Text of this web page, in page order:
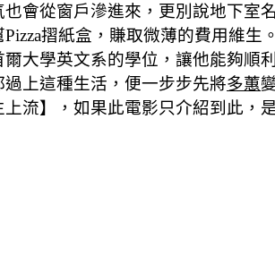
會從窗戶滲進來，更別說地下室
摺紙盒，賺取微薄的費用維
爾大學英文系的學位，讓他能夠順
上這種生活，便一步步先將多蕙
流】，如果此電影只介紹到此，